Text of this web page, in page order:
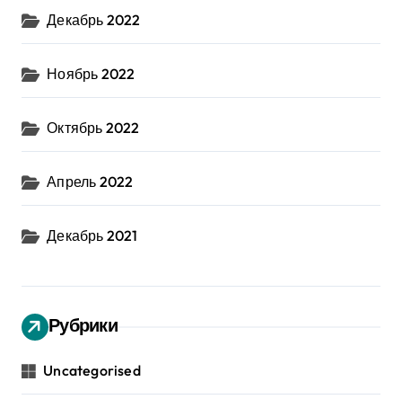
Декабрь 2022
Ноябрь 2022
Октябрь 2022
Апрель 2022
Декабрь 2021
Рубрики
Uncategorised